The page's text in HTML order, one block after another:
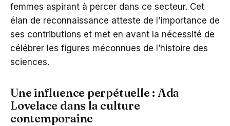
femmes aspirant à percer dans ce secteur. Cet
élan de reconnaissance atteste de l’importance de
ses contributions et met en avant la nécessité de
célébrer les figures méconnues de l’histoire des
sciences.
Une influence perpétuelle : Ada
Lovelace dans la culture
contemporaine